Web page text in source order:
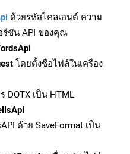
ด้วยรหัสไคลเอนต์ ความ
ร์ชัน API ของคุณ
โดยตั้งชื่อไฟล์ในเครื่อง
DOTX เป็น HTML
ด้วย SaveFormat เป็น